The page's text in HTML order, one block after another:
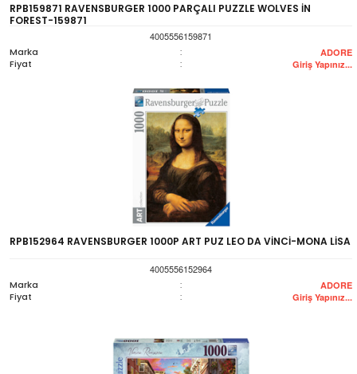
RPB159871 RAVENSBURGER 1000 PARÇALI PUZZLE WOLVES İN
FOREST-159871
4005556159871
Marka
: ADORE
Fiyat : Giriş Yapınız...
RPB152964 RAVENSBURGER 1000P ART PUZ LEO DA VİNCİ-MONA LİSA
4005556152964
Marka
: ADORE
Fiyat : Giriş Yapınız...